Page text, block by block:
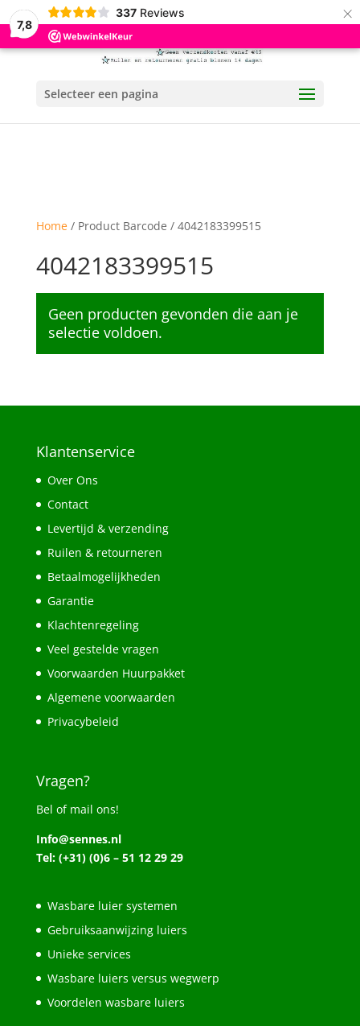
7,8
337 Reviews ×
Selecteer een pagina
Home/ Product Barcode / 4042183399515
4042183399515
Geen producten gevonden die aan je
selectie voldoen.
Klantenservice
Over Ons
Contact
Levertijd & verzending
Ruilen & retourneren
Betaalmogelijkheden
Garantie
Klachtenregeling
Veel gestelde vragen
Voorwaarden Huurpakket
Algemene voorwaarden
Privacybeleid
Vragen?
Bel of mail ons!
Info@sennes.nl
Tel: (+31) (0)6 – 51 12 29 29
Wasbare luier systemen
Gebruiksaanwijzing luiers
Unieke services
Wasbare luiers versus wegwerp
Voordelen wasbare luiers